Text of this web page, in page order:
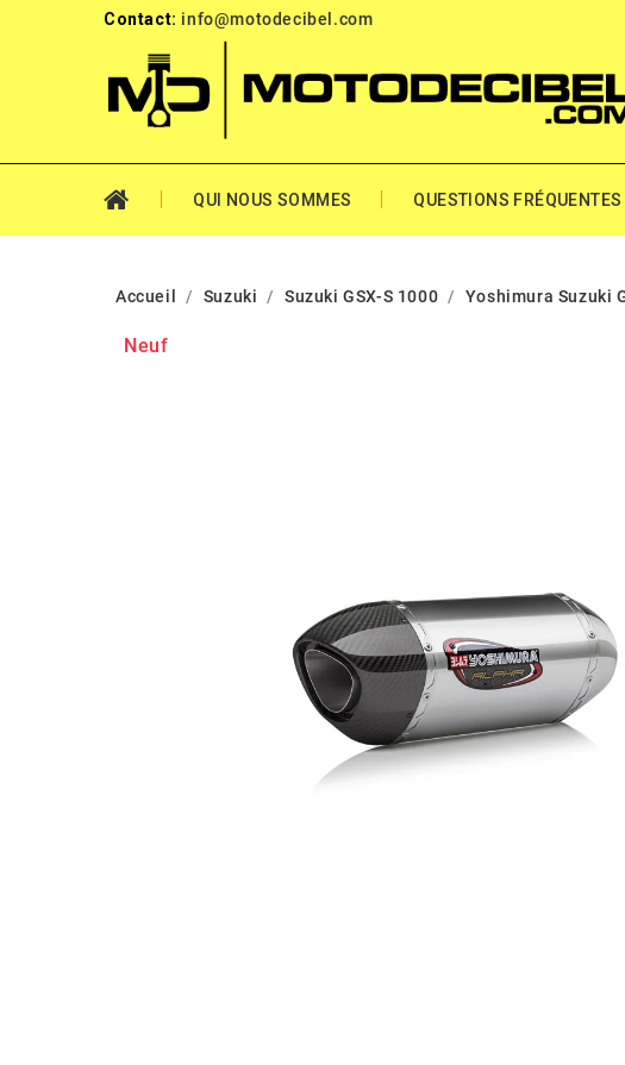
Contact: info@motodecibel.com
QUI NOUS SOMMES QUESTIONS FRÉQUENTES
Accueil Suzuki Suzuki GSX-S 1000 Yoshimura Suzuki
Neuf